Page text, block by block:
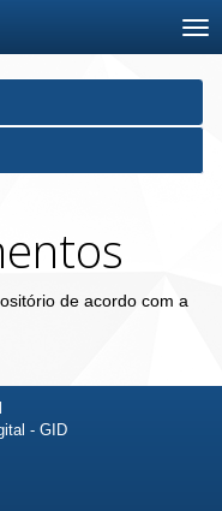
de acordo com a
- GID